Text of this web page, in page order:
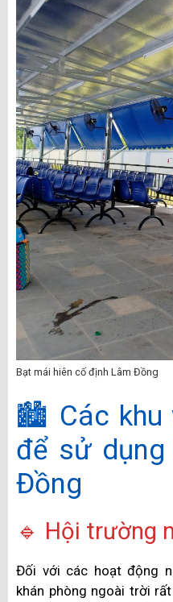
Bạt mái hiên cố định Lâm Đồng
🏙️ Các khu
để sử
Đồng
🔹 Hội trường
Đối với các hoạt động
khán phòng ngoài trời